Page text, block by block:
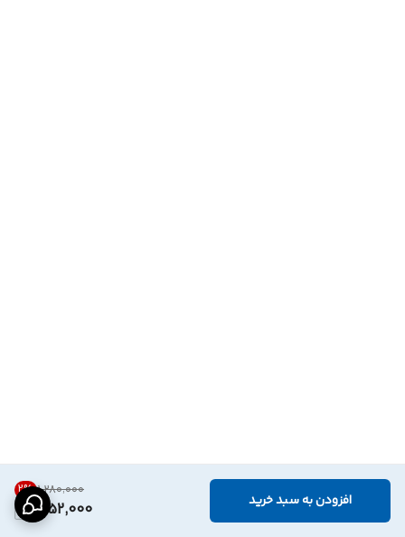
۱٬۲۸۰٬۰۰۰ 2%
1,252,000 افزودن به سبد خرید